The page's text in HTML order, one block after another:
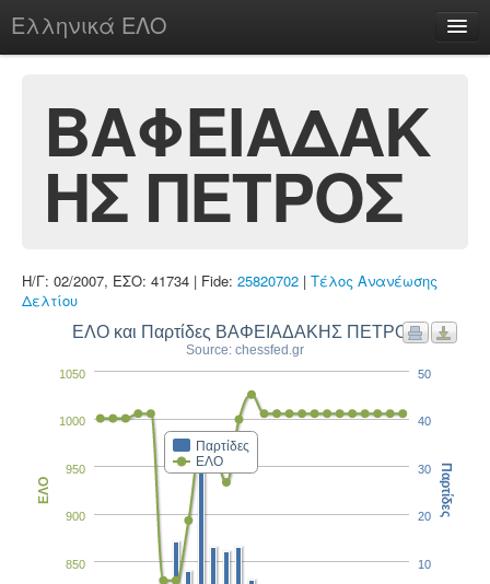
Ελληνικά ΕΛΟ
chesstu.be @ discord
Login
ΒΑΦΕΙΑΔΑΚ
ΗΣ ΠΕΤΡΟΣ
Η/Γ: 02/2007, ΕΣΟ: 41734 | Fide: 25820702 | Τέλος Ανανέωσης
Δελτίου
ΕΛΟ και Παρτίδες ΒΑΦΕΙΑΔΑΚΗΣ ΠΕΤΡΟΣ
Source: chessfed.gr
Παρτίδες
ΕΛΟ
850
900
950
1000
1050
ΕΛΟ
10
20
30
40
50
Παρτίδες